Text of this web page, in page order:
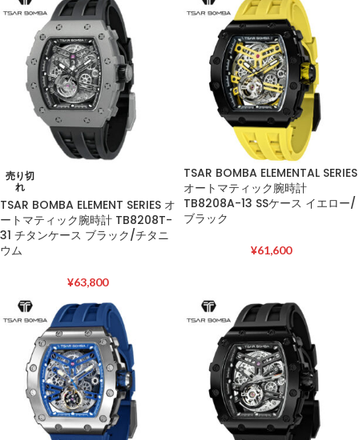
売り切
れ
TSAR BOMBA ELEMENT SERIES オ
ートマティック腕時計 TB8208T-
31 チタンケース ブラック/チタニ
ウム
¥63,800
TSAR BOMBA ELEMENTAL SERIES
オートマティック腕時計
TB8208A-13 SSケース イエロー/
ブラック
¥61,600